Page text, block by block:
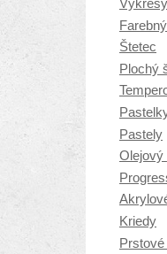
Výkresy
Štetec
Plochý
Pastely
Olejový
Kriedy